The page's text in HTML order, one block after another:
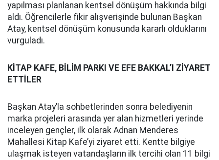
yapılması planlanan kentsel dönüşüm hakkında bilgi
aldı. Öğrencilerle fikir alışverişinde bulunan Başkan
Atay, kentsel dönüşüm konusunda kararlı olduklarını
vurguladı.
KİTAP KAFE, BİLİM PARKI VE EFE BAKKAL’I ZİYARET
ETTİLER
Başkan Atay’la sohbetlerinden sonra belediyenin
marka projeleri arasında yer alan hizmetleri yerinde
inceleyen gençler, ilk olarak Adnan Menderes
Mahallesi Kitap Kafe’yi ziyaret etti. Kentte bilgiye
ulaşmak isteyen vatandaşların ilk tercihi olan 11 bilgi